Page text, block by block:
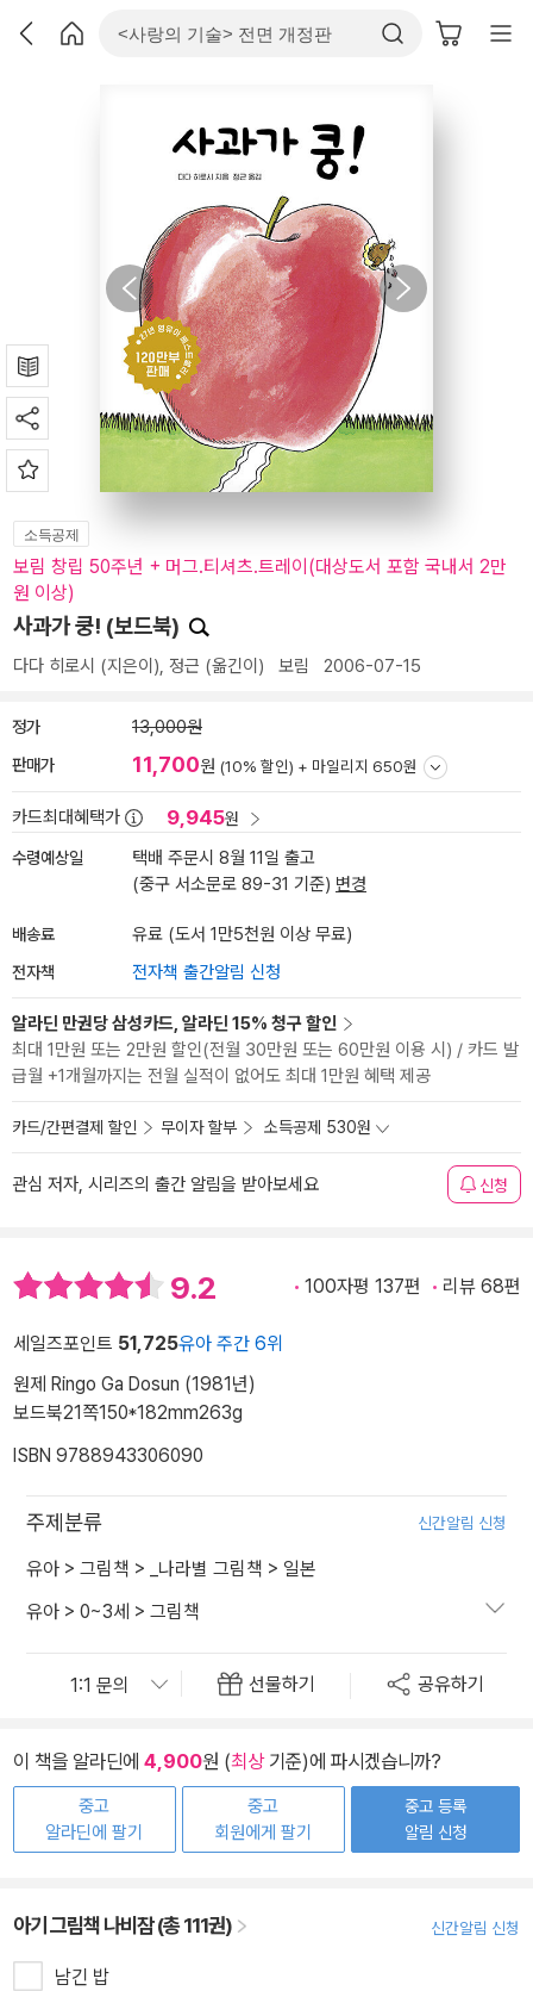
소득공제
보림 창립 50주년 + 머그.티셔츠.트레이(대상도서 포함 국내서 2만
원 이상)
사과가 쿵! (보드북)
다다 히로시 (지은이), 정근 (옮긴이) 보림 2006-07-15
정가 13,000원
판매가 11,700원 (10% 할인) + 마일리지 650원
카드최대혜택가 9,945원
수령예상일
택배 주문시 8월 11일 출고
(중구 서소문로 89-31 기준) 변경
배송료 유료 (도서 1만5천원 이상 무료)
전자책 전자책 출간알림 신청
알라딘 만권당 삼성카드, 알라딘 15% 청구 할인
최대 1만원 또는 2만원 할인(전월 30만원 또는 60만원 이용 시) / 카드 발
급월 +1개월까지는 전월 실적이 없어도 최대 1만원 혜택 제공
카드/간편결제 할인 무이자 할부 소득공제 530원
관심 저자, 시리즈의 출간 알림을 받아보세요 신청
9.2 100자평 137편 리뷰 68편
세일즈포인트 51,725유아 주간 6위
원제 Ringo Ga Dosun (1981년)
보드북21쪽150*182mm263g
ISBN 9788943306090
주제분류 신간알림 신청
유아 > 그림책 > _나라별 그림책 > 일본
유아 > 0~3세 > 그림책
선물하기 공유하기
이 책을 알라딘에 4,900원 (최상기준)에 파시겠습니까?
중고
알라딘에 팔기
중고
회원에게 팔기
중고 등록
알림 신청
아기 그림책 나비잠 (총 111권) 신간알림 신청
남긴 밥